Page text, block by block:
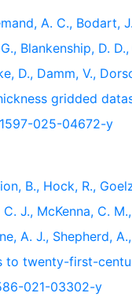
A. C., Bodart,
Blankenship, D.
D., Damm, V.,
gridded
025-04672-y
B., Hock, R.,
J., McKenna, C.
A. J., Shepherd,
to twenty-first-
021-03302-y